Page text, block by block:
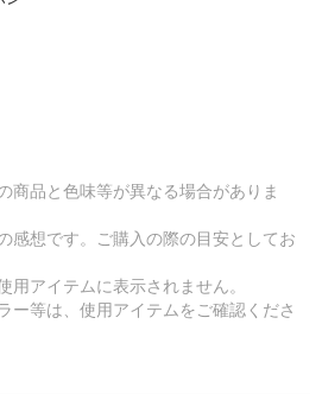
商品と色味等が異なる場合がありま
感想です。ご購入の際の目安としてお
アイテムに表示されません。
ー等は、使用アイテムをご確認くださ